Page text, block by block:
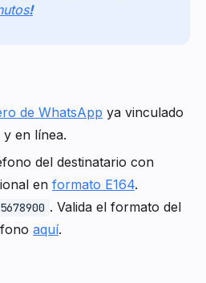
!
de WhatsApp ya vinculado
en línea.
del destinatario con
en formato E164.
. Valida el formato del
aquí.